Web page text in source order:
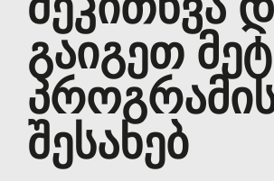
გაიგეთ
შესახებ